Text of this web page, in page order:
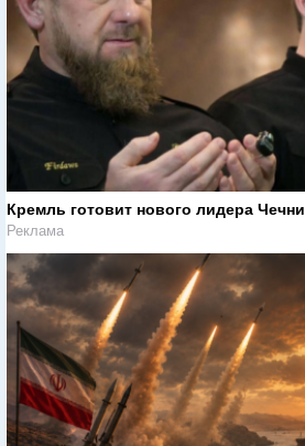
Кремль готовит нового лидера Чечни
Реклама